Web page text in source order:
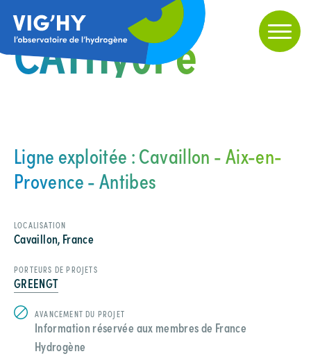
CATHy0Pé
Ligne exploitée : Cavaillon - Aix-en-
Provence - Antibes
LOCALISATION
Cavaillon, France
PORTEURS DE PROJETS
GREENGT
AVANCEMENT DU PROJET
Information réservée aux membres de France
Hydrogène